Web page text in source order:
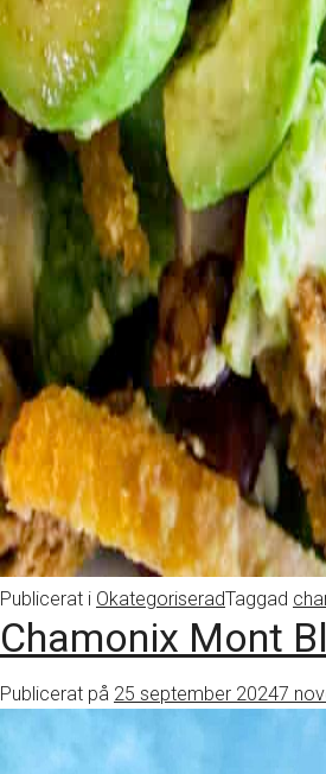
Publicerat i OkategoriseradTaggad
Chamonix Mont
Publicerat på 25 september 20247